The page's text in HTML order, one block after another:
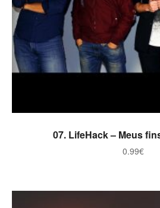
ADICIONAR
07. LifeHack – Meus
0.99€